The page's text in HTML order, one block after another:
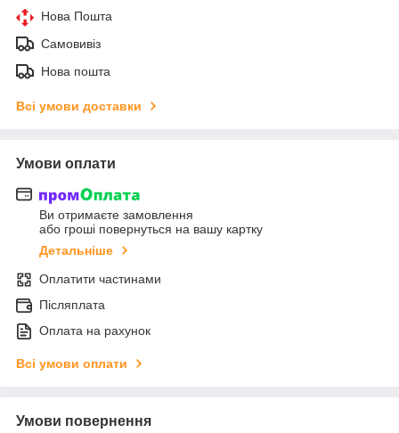
Нова Пошта
Самовивіз
Нова пошта
Всі умови доставки
Умови оплати
Ви отримаєте замовлення
або гроші повернуться на вашу картку
Детальніше
Оплатити частинами
Післяплата
Оплата на рахунок
Всі умови оплати
Умови повернення